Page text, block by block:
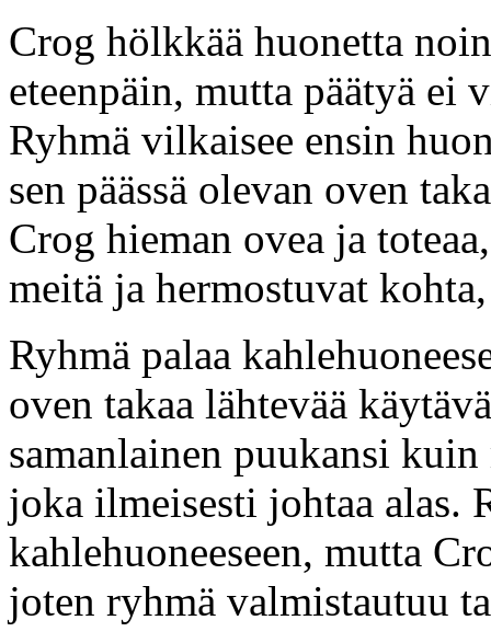
Crog hölkkää huonetta
eteenpäin, mutta päätyä ei
Ryhmä vilkaisee ensin
sen päässä olevan oven
Crog hieman ovea ja
meitä ja hermostuvat
Ryhmä palaa
oven takaa lähtevää
samanlainen puukansi
joka ilmeisesti johtaa alas.
kahlehuoneeseen, mutta
joten ryhmä valmistautuu